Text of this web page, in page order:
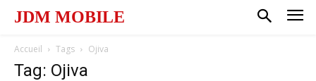
JDM MOBILE
Accueil Tags Ojiva
Tag: Ojiva